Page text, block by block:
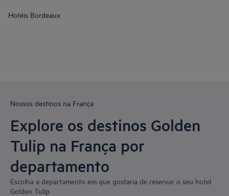
Hotéis Bordeaux
Nossos destinos na França
Explore os destinos Golden
Tulip na França por
departamento
Escolha a departamento em que gostaria de reservar o seu hotel
Golden Tulip